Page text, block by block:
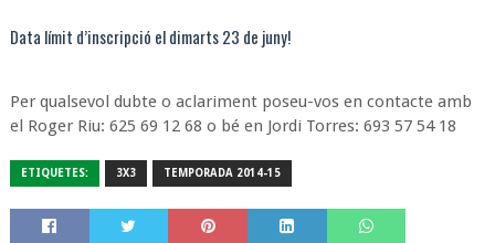
Data límit d’inscripció el dimarts 23 de juny!
Per qualsevol dubte o aclariment poseu-vos en contacte amb
el Roger Riu: 625 69 12 68 o bé en Jordi Torres: 693 57 54 18
ETIQUETES: 3X3 TEMPORADA 2014-15